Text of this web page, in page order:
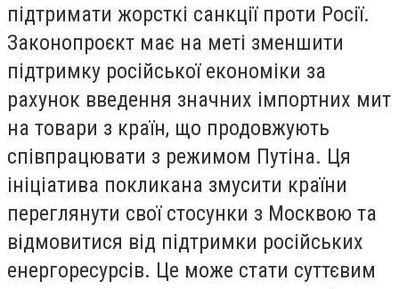
підтримати жорсткі санкції проти Росії.
Законопроєкт має на меті зменшити
підтримку російської економіки за
рахунок введення значних імпортних мит
на товари з країн, що продовжують
співпрацювати з режимом Путіна. Ця
ініціатива покликана змусити країни
переглянути свої стосунки з Москвою та
відмовитися від підтримки російських
енергоресурсів. Це може стати суттєвим